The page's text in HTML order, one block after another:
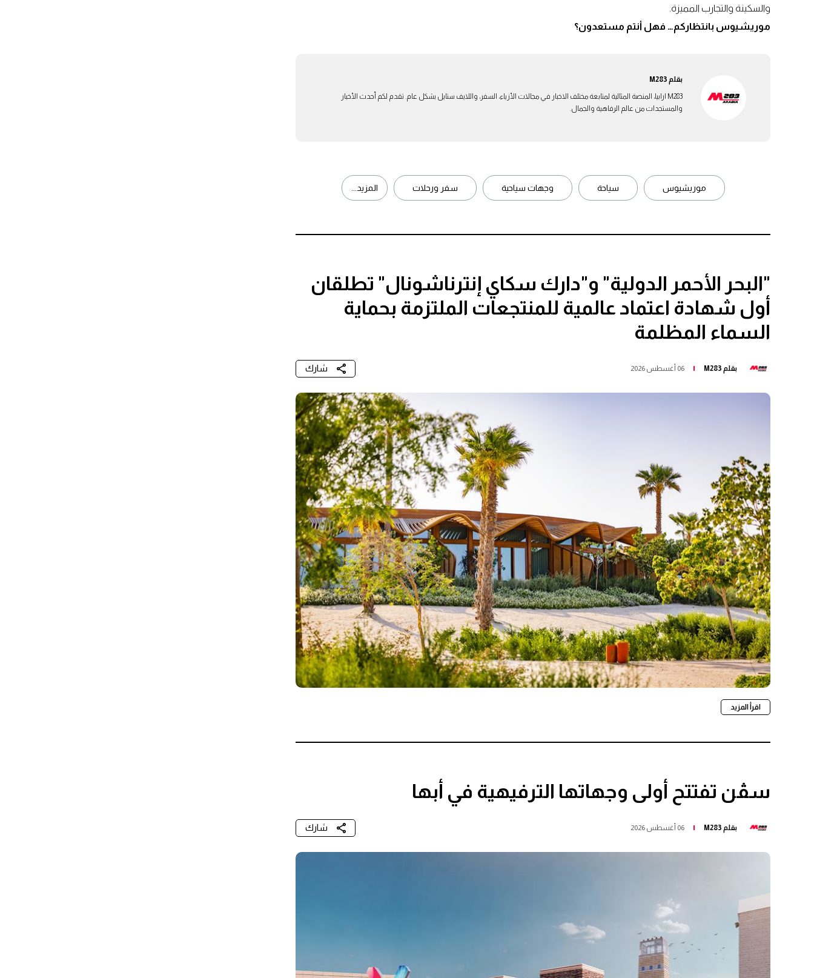
والسكينة والتجارب المميزة.
موريشيوس بانتظاركم… فهل أنتم مستعدون؟
بقلم M283
M283 ارابيا، المنصة المثالية لمتابعة مختلف الاخبار في مجالات الأزياء، السفر، واللايف ستايل بشكل عام. تقدم لكم أحدث الأخبار
والمستجدات من عالم الرفاهية والجمال.
موريشيوس سياحة وجهات سياحية سفر ورحلات المزيد...
"البحر الأحمر الدولية" و"دارك سكاي إنترناشونال" تطلقان
أول شهادة اعتماد عالمية للمنتجعات الملتزمة بحماية
السماء المظلمة
بقلم M283 06 أغسطس 2026 شارك
اقرأ المزيد
سڤن تفتتح أولى وجهاتها الترفيهية في أبها
بقلم M283 06 أغسطس 2026 شارك